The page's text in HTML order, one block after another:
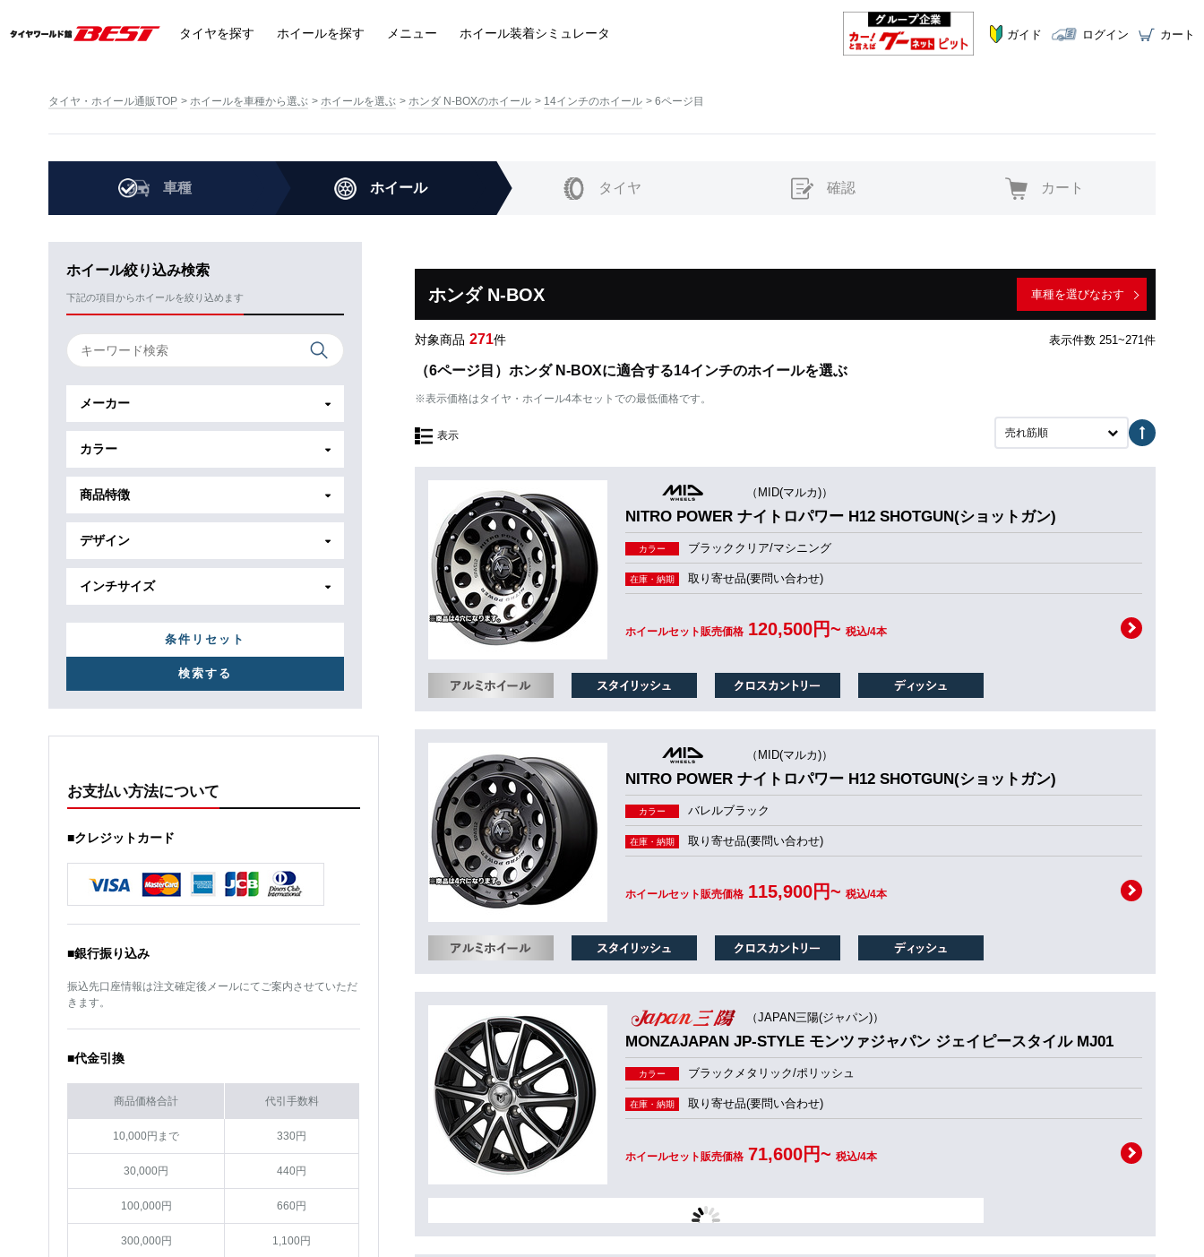
タイヤを探す ホイールを探す メニュー ホイール装着シミュレータ ガイド ログイン カート
タイヤ・ホイール通販TOP ホイールを車種から選ぶ ホイールを選ぶ ホンダ N-BOXのホイール 14インチのホイール 6ページ目
車種 ホイール タイヤ 確認 カート
ホイール絞り込み検索
下記の項目からホイールを絞り込めます
メーカー
カラー
商品特徴
デザイン
インチサイズ
条件リセット
お支払い方法について
■クレジットカード
■銀行振り込み
振込先口座情報は注文確定後メールにてご案内させていただ
きます。
■代金引換
商品価格合計 代引手数料
10,000円まで 330円
30,000円 440円
100,000円 660円
300,000円 1,100円
ホンダ N-BOX 車種を選びなおす
対象商品 271件 表示件数 251~271件
（6ページ目）ホンダ N-BOXに適合する14インチのホイールを選ぶ
※表示価格はタイヤ・ホイール4本セットでの最低価格です。
表示 売れ筋順
（MID(マルカ)）
NITRO POWER ナイトロパワー H12 SHOTGUN(ショットガン)
カラー ブラッククリア/マシニング
在庫・納期 取り寄せ品(要問い合わせ)
ホイールセット販売価格 120,500円~ 税込/4本
（MID(マルカ)）
NITRO POWER ナイトロパワー H12 SHOTGUN(ショットガン)
カラー バレルブラック
在庫・納期 取り寄せ品(要問い合わせ)
ホイールセット販売価格 115,900円~ 税込/4本
（JAPAN三陽(ジャパン)）
MONZAJAPAN JP-STYLE モンツァジャパン ジェイピースタイル MJ01
カラー ブラックメタリック/ポリッシュ
在庫・納期 取り寄せ品(要問い合わせ)
ホイールセット販売価格 71,600円~ 税込/4本